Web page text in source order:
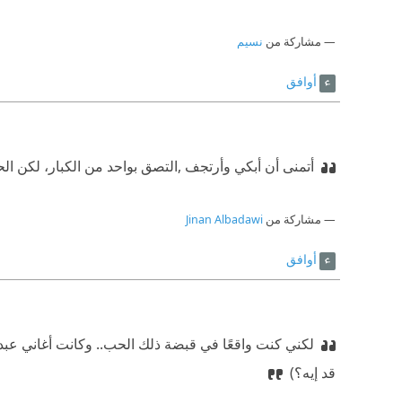
مشاركة من نسيم
أوافق
أتمنى أن أبكي وأرتجف ,التصق بواحد من الكبار، لكن
مشاركة منJinan Albadawi
أوافق
لكني كنت واقعًا في قبضة ذلك الحب.. وكانت أغاني
قد إيه؟)